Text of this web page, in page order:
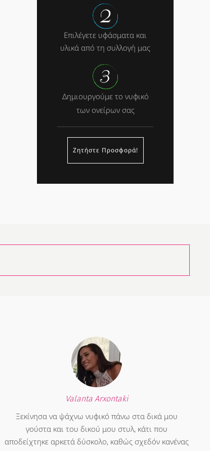
Επιλέγετε υφάσματα και
υλικά από τη συλλογή μας
Δημιουργούμε το νυφικό
των ονείρων σας
Ζητήστε Προσφορά!
Valanta Arxontaki
Ξεκίνησα να ψάχνω νυφικό πάνω στα δικά μου
γούστα και του δικού μου στυλ, κάτι που
αποδείχτηκε αρκετά δύσκολο, καθώς σχεδόν κανένας